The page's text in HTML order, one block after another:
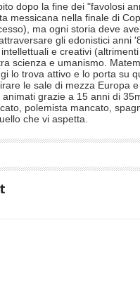
dopo la fine dei "favolosi
messicana nella finale di
ma ogni storia deve
gli edonistici anni
e creativi
scienza e umanismo.
lo trova attivo e lo porta su
le sale di mezza Europa
grazie a 15 anni di
polemista mancato,
che vi aspetta.